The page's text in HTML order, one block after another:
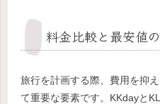
料金比較と最安値
旅行を計画する際、費用を抑
て重要な要素です。KKdayと